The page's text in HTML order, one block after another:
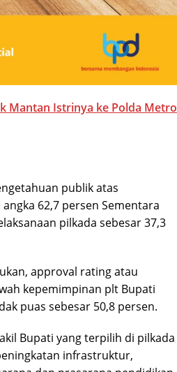
Mantan Istrinya ke Polda Metro
publik atas
62,7 persen Sementara
pilkada sebesar 37,3
approval rating atau
kepemimpinan plt Bupati
puas sebesar 50,8 persen.
Bupati yang terpilih di pilkada
infrastruktur,